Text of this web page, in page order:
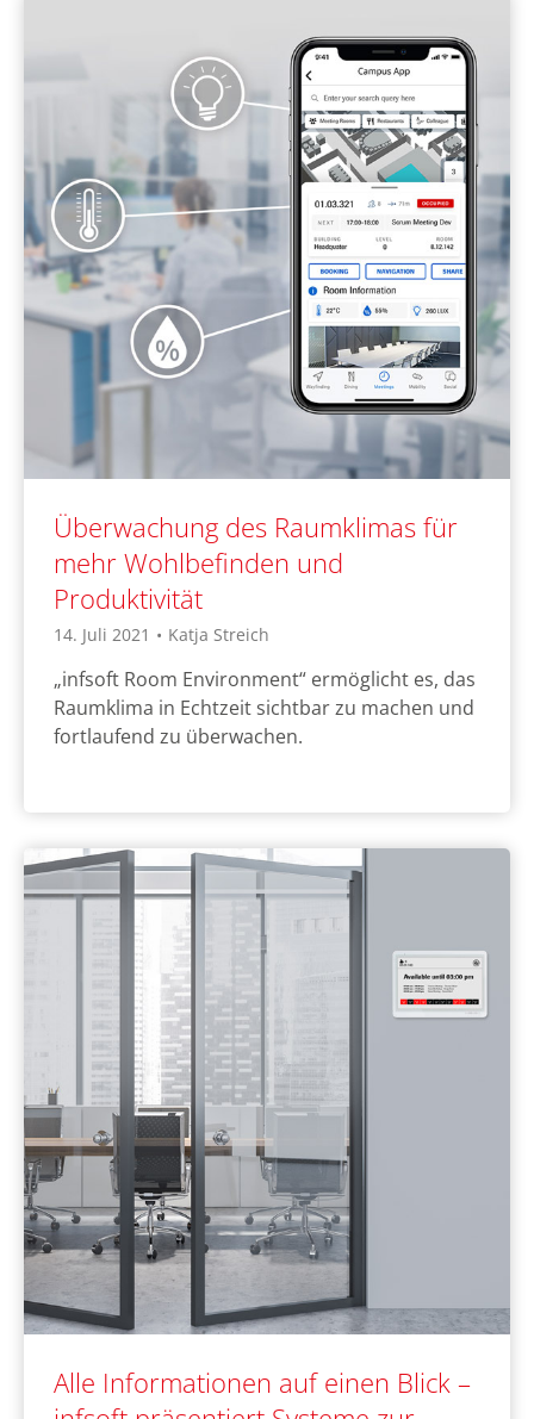
Überwachung des Raumklimas für
mehr Wohlbefinden und
Produktivität
14. Juli 2021 • Katja Streich
„infsoft Room Environment“ ermöglicht es, das
Raumklima in Echtzeit sichtbar zu machen und
fortlaufend zu überwachen.
Alle Informationen auf einen Blick –